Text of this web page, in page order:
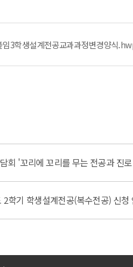
임3학생설계전공교과과정변경양식
회 '꼬리에 꼬리를 무는 전공과 진
2학기 학생설계전공(복수전공) 신